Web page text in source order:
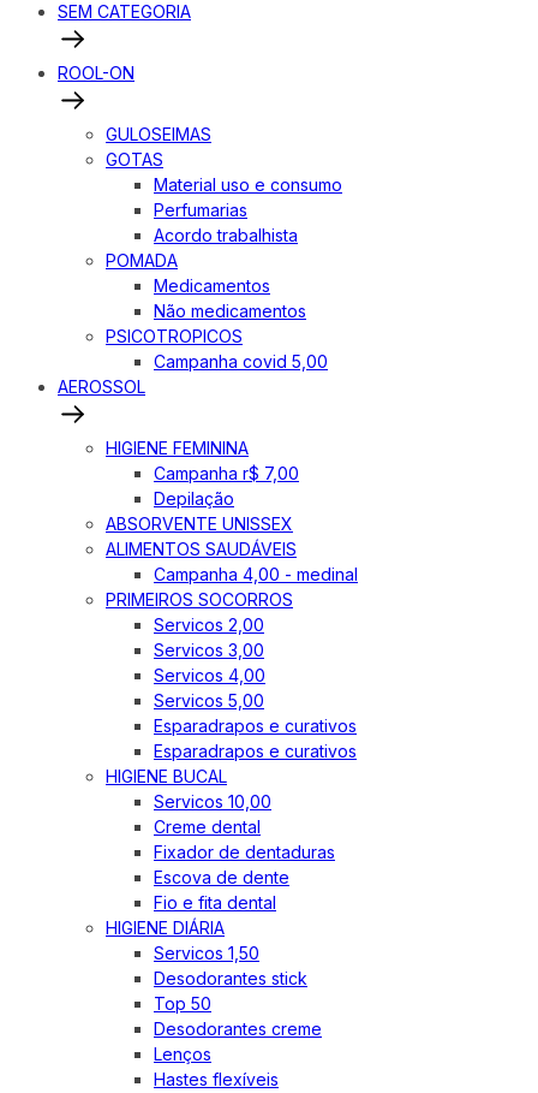
SEM CATEGORIA
ROOL-ON
GULOSEIMAS
GOTAS
Material uso e consumo
Perfumarias
Acordo trabalhista
POMADA
Medicamentos
Não medicamentos
PSICOTROPICOS
Campanha covid 5,00
AEROSSOL
HIGIENE FEMININA
Campanha r$ 7,00
Depilação
ABSORVENTE UNISSEX
ALIMENTOS SAUDÁVEIS
Campanha 4,00 - medinal
PRIMEIROS SOCORROS
Servicos 2,00
Servicos 3,00
Servicos 4,00
Servicos 5,00
Esparadrapos e curativos
Esparadrapos e curativos
HIGIENE BUCAL
Servicos 10,00
Creme dental
Fixador de dentaduras
Escova de dente
Fio e fita dental
HIGIENE DIÁRIA
Servicos 1,50
Desodorantes stick
Top 50
Desodorantes creme
Lenços
Hastes flexíveis